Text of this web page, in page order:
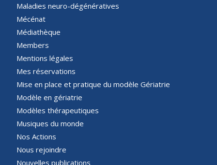
Maladies neuro-dégénératives
Mécénat
Médiathèque
Members
Mentions légales
Mes réservations
Mise en place et pratique du modèle Gériatrie
Modèle en gériatrie
Modèles thérapeutiques
Musiques du monde
Nos Actions
Nous rejoindre
Nouvelles publications